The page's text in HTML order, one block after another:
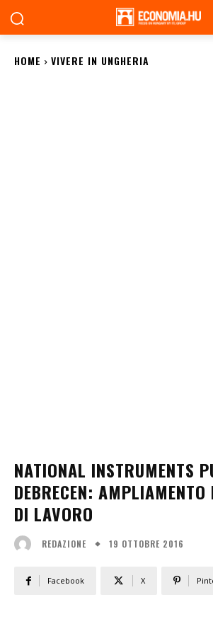
HOME VIVERE IN UNGHERIA
NATIONAL INSTRUMENTS
DEBRECEN:
DI LAVORO
REDAZIONE 19 OTTOBRE 2016
Facebook X